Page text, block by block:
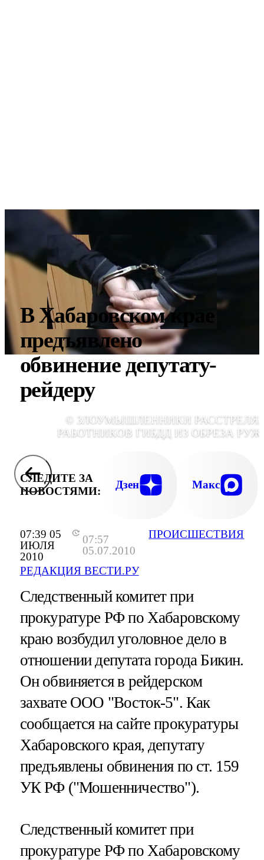
07:39 05
ИЮЛЯ
2010
07:57
05.07.2010
РЕДАКЦИЯ ВЕСТИ.РУ
ПРОИСШЕСТВИЯ
В Хабаровском крае
предъявлено
обвинение депутату-
рейдеру
© ЗЛОУМЫШЛЕННИКИ
РАБОТНИКОВ ГИБДД ИЗ ОБРЕЗА
СЛЕДИТЕ ЗА
НОВОСТЯМИ:
Дзен Макс
Cледственный комитет при
прокуратуре РФ по Хабаровскому
краю возбудил уголовное дело в
отношении депутата города Бикин.
Он обвиняется в рейдерском
захвате ООО "Восток-5". Как
сообщается на сайте прокуратуры
Хабаровского края, депутату
предъявлены обвинения по ст. 159
УК РФ ("Мошенничество").
Cледственный комитет при
прокуратуре РФ по Хабаровскому